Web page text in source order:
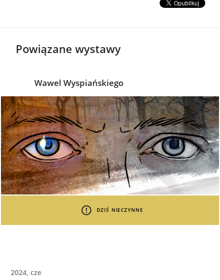
Powiązane wystawy
Wawel Wyspiańskiego
DZIŚ NIECZYNNE
2024, cze